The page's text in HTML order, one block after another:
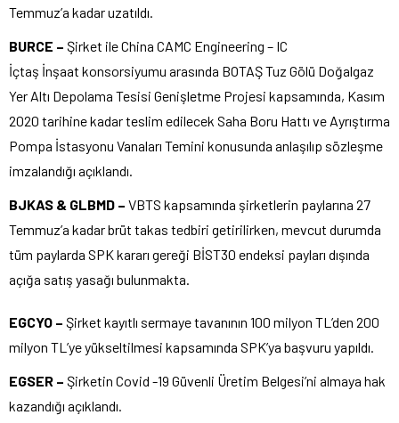
Temmuz’a kadar uzatıldı.
BURCE – Şirket ile China CAMC Engineering – IC
İçtaş İnşaat konsorsiyumu arasında BOTAŞ Tuz Gölü Doğalgaz
Yer Altı Depolama Tesisi Genişletme Projesi kapsamında, Kasım
2020 tarihine kadar teslim edilecek Saha Boru Hattı ve Ayrıştırma
Pompa İstasyonu Vanaları Temini konusunda anlaşılıp sözleşme
imzalandığı açıklandı.
BJKAS & GLBMD – VBTS kapsamında şirketlerin paylarına 27
Temmuz’a kadar brüt takas tedbiri getirilirken, mevcut durumda
tüm paylarda SPK kararı gereği BİST30 endeksi payları dışında
açığa satış yasağı bulunmakta.
EGCYO – Şirket kayıtlı sermaye tavanının 100 milyon TL’den 200
milyon TL’ye yükseltilmesi kapsamında SPK’ya başvuru yapıldı.
EGSER – Şirketin Covid -19 Güvenli Üretim Belgesi’ni almaya hak
kazandığı açıklandı.